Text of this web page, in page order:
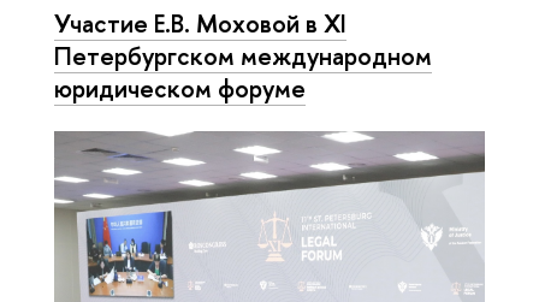
Участие Е.В. Моховой в XI
Петербургском международном
юридическом форуме